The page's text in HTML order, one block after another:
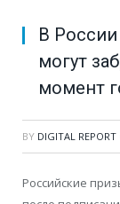
В
могут
момент
BY DIGITAL REPORT
Российские